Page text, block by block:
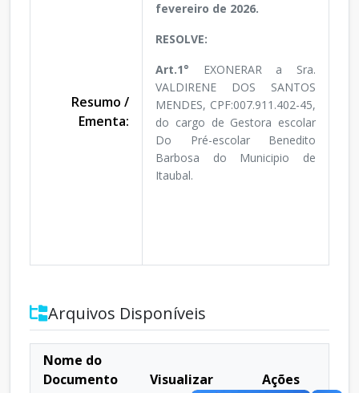
Resumo /
Ementa:
fevereiro de 2026.
RESOLVE:
Art.1° EXONERAR a Sra.
VALDIRENE DOS SANTOS
MENDES, CPF:007.911.402-45,
do cargo de Gestora escolar
Do Pré-escolar Benedito
Barbosa do Municipio de
Itaubal.
Arquivos Disponíveis
Nome do
Documento
Visualizar
Ações